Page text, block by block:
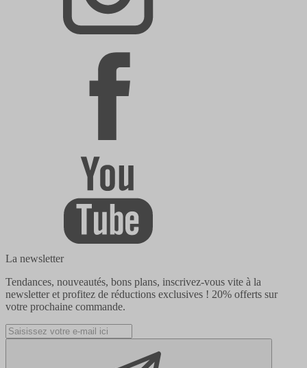
La newsletter
Tendances, nouveautés, bons plans, inscrivez-vous vite à la
newsletter et profitez de réductions exclusives ! 20% offerts sur
votre prochaine commande.